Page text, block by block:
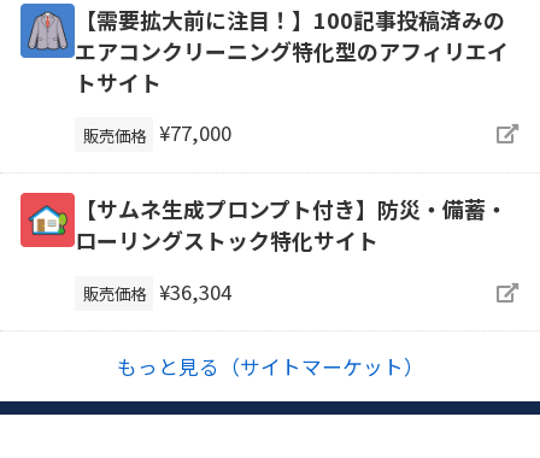
【需要拡大前に注目！】100記事投稿済みの
エアコンクリーニング特化型のアフィリエイ
トサイト
販売価格 ¥77,000
【サムネ生成プロンプト付き】防災・備蓄・
ローリングストック特化サイト
販売価格 ¥36,304
もっと見る（サイトマーケット）